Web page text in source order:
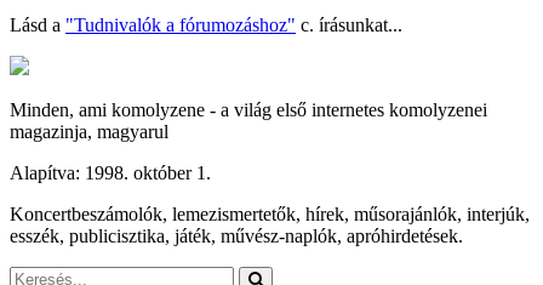
Lásd a "Tudnivalók a fórumozáshoz" c. írásunkat...
Minden, ami komolyzene - a világ első internetes komolyzenei
magazinja, magyarul
Alapítva: 1998. október 1.
Koncertbeszámolók, lemezismertetők, hírek, műsorajánlók, interjúk,
esszék, publicisztika, játék, művész-naplók, apróhirdetések.